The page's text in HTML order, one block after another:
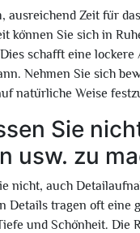
ausreichend Zeit für
können Sie sich in
schafft eine
Nehmen Sie sich
natürliche Weise
Sie
usw. zu
nicht, auch
Details tragen oft eine
und Schönheit. Die